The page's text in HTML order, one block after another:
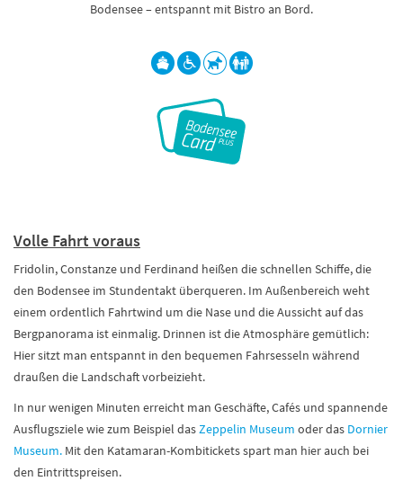
Bodensee – entspannt mit Bistro an Bord.
Volle Fahrt voraus
Fridolin, Constanze und Ferdinand heißen die schnellen Schiffe, die
den Bodensee im Stundentakt überqueren. Im Außenbereich weht
einem ordentlich Fahrtwind um die Nase und die Aussicht auf das
Bergpanorama ist einmalig. Drinnen ist die Atmosphäre gemütlich:
Hier sitzt man entspannt in den bequemen Fahrsesseln während
draußen die Landschaft vorbeizieht.
In nur wenigen Minuten erreicht man Geschäfte, Cafés und spannende
Ausflugsziele wie zum Beispiel dasZeppelin Museum oder das Dornier
Museum. Mit den Katamaran-Kombitickets spart man hier auch bei
den Eintrittspreisen.